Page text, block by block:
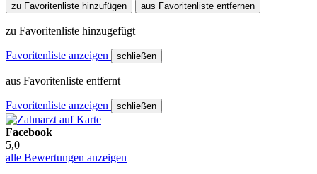
zu Favoritenliste hinzufügen aus Favoritenliste entfernen
zu Favoritenliste hinzugefügt
Favoritenliste anzeigen schließen
aus Favoritenliste entfernt
Favoritenliste anzeigen schließen
Facebook
5,0
alle Bewertungen anzeigen